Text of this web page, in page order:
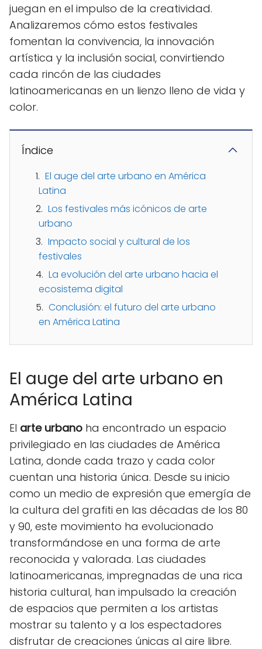
juegan en el impulso de la creatividad.
Analizaremos cómo estos festivales
fomentan la convivencia, la innovación
artística y la inclusión social, convirtiendo
cada rincón de las ciudades
latinoamericanas en un lienzo lleno de vida y
color.
Índice
El auge del arte urbano en América
Latina
Los festivales más icónicos de arte
urbano
Impacto social y cultural de los
festivales
La evolución del arte urbano hacia el
ecosistema digital
Conclusión: el futuro del arte urbano
en América Latina
El auge del arte urbano en
América Latina
El arte urbano ha encontrado un espacio
privilegiado en las ciudades de América
Latina, donde cada trazo y cada color
cuentan una historia única. Desde su inicio
como un medio de expresión que emergía de
la cultura del grafiti en las décadas de los 80
y 90, este movimiento ha evolucionado
transformándose en una forma de arte
reconocida y valorada. Las ciudades
latinoamericanas, impregnadas de una rica
historia cultural, han impulsado la creación
de espacios que permiten a los artistas
mostrar su talento y a los espectadores
disfrutar de creaciones únicas al aire libre.